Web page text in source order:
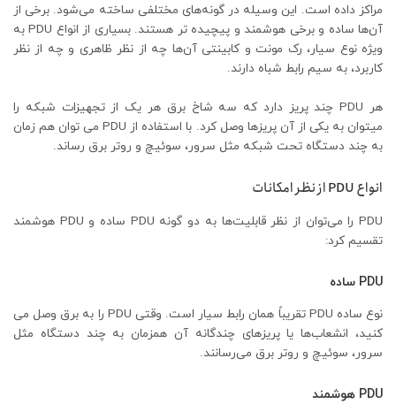
مراکز داده است. این وسیله در گونه‌های مختلفی ساخته می‌شود. برخی از
آن‌ها ساده و برخی هوشمند و پیچیده تر هستند. بسیاری از انواع PDU به
ویژه نوع سیار، رک مونت و کابینتی آن‌ها چه از نظر ظاهری و چه از نظر
کاربرد، به سیم رابط شباه دارند.
هر PDU چند پریز دارد که سه شاخ برق هر یک از تجهیزات شبکه را
میتوان به یکی از آن پریزها وصل کرد. با استفاده از PDU می توان هم زمان
به چند دستگاه تحت شبکه مثل سرور، سوئیچ و روتر برق رساند.
انواع PDU از نظر امکانات
PDU را می‌توان از نظر قابلیت‌ها به دو گونه PDU ساده و PDU هوشمند
تقسیم کرد:
PDU ساده
نوع ساده PDU تقریباً همان رابط سیار است. وقتی PDU را به برق وصل می
کنید، انشعاب‌ها یا پریزهای چندگانه آن همزمان به چند دستگاه مثل
سرور، سوئیچ و روتر برق می‌رسانند.
PDU هوشمند